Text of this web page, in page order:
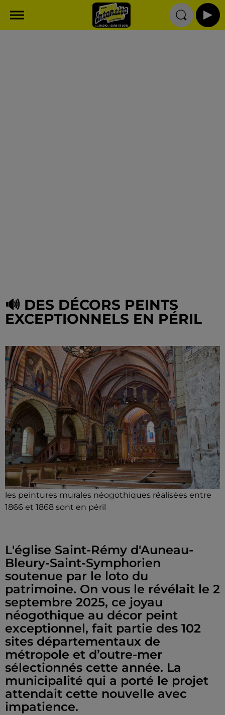
🔊 DES DÉCORS PEINTS
EXCEPTIONNELS EN PÉRIL
les peintures murales néogothiques réalisées entre
1866 et 1868 sont en péril
L'église Saint-Rémy d'Auneau-
Bleury-Saint-Symphorien
soutenue par le loto du
patrimoine. On vous le révélait le 2
septembre 2025, ce joyau
néogothique au décor peint
exceptionnel, fait partie des 102
sites départementaux de
métropole et d’outre-mer
sélectionnés cette année. La
municipalité qui a porté le projet
attendait cette nouvelle avec
impatience.